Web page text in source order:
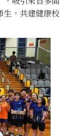
生，共建健康校